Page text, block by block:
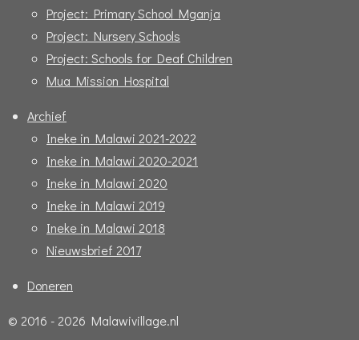
Project: Primary School Mganja
Project: Nursery Schools
Project: Schools for Deaf Children
Mua Mission Hospital
Archief
Ineke in Malawi 2021-2022
Ineke in Malawi 2020-2021
Ineke in Malawi 2020
Ineke in Malawi 2019
Ineke in Malawi 2018
Nieuwsbrief 2017
Doneren
© 2016 - 2026 Malawivillage.nl